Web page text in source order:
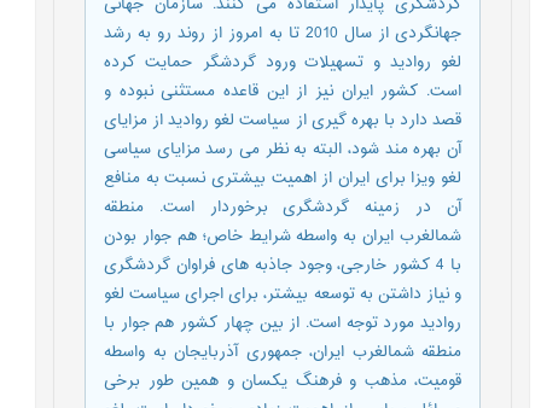
جهانگردی از سال 2010 تا به امروز از روند رو به رشد
لغو روادید و تسهیلات ورود گردشگر حمایت کرده
است. کشور ایران نیز از این قاعده مستثنی نبوده و
قصد دارد با بهره گیری از سیاست لغو روادید از مزایای
آن بهره مند شود، البته به نظر می رسد مزایای سیاسی
لغو ویزا برای ایران از اهمیت بیشتری نسبت به منافع
آن در زمینه گردشگری برخوردار است. منطقه
شمالغرب ایران به واسطه شرایط خاص؛ هم جوار بودن
با 4 کشور خارجی، وجود جاذبه های فراوان گردشگری
و نیاز داشتن به توسعه بیشتر، برای اجرای سیاست لغو
روادید مورد توجه است. از بین چهار کشور هم جوار با
منطقه شمالغرب ایران، جمهوری آذربایجان به واسطه
قومیت، مذهب و فرهنگ یکسان و همین طور برخی